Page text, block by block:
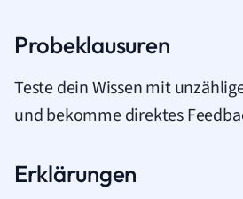
Probeklausuren
Teste dein Wissen mit
und bekomme direktes
Erklärungen